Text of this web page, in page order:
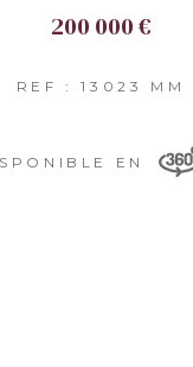
200 000 €
REF : 13023 MM
EN